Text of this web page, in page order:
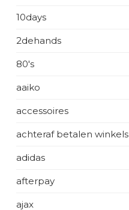
10days
2dehands
80's
aaiko
accessoires
achteraf betalen winkels
adidas
afterpay
ajax